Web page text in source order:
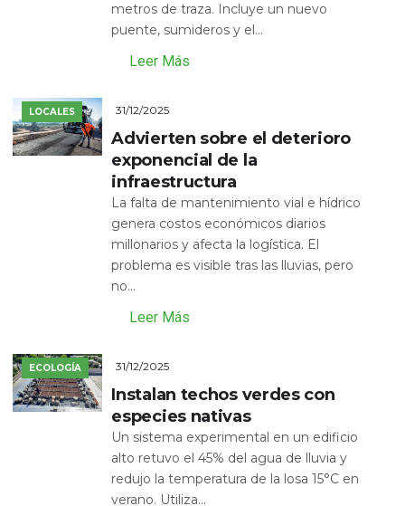
metros de traza. Incluye un nuevo
puente, sumideros y el...
Leer Más
LOCALES 31/12/2025
Advierten sobre el deterioro
exponencial de la
infraestructura
La falta de mantenimiento vial e hídrico
genera costos económicos diarios
millonarios y afecta la logística. El
problema es visible tras las lluvias, pero
no...
Leer Más
ECOLOGÍA 31/12/2025
Instalan techos verdes con
especies nativas
Un sistema experimental en un edificio
alto retuvo el 45% del agua de lluvia y
redujo la temperatura de la losa 15°C en
verano. Utiliza...